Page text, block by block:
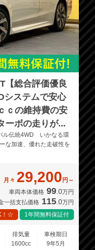
総合評価優良
システムで安心
ｃの維持費の安
ーボの走りが...
ル伝統4WD いかなる環
な加速、優れた走破性を
月々 29,200 円～
車両本体価格 99.0万円
一括支払価格 115.0万円
！☆
1年間無料保証付
排気量
1600cc
車検期日
9年5月